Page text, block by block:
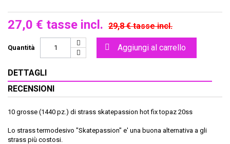
27,0 € tasse incl. 29,8 €tasse incl.
Quantità Aggiungi al carrello
DETTAGLI
RECENSIONI
10 grosse (1440 pz.) di strass skatepassion hot fix topaz 20ss
Lo strass termodesivo "Skatepassion" e' una buona alternativa a gli
strass più costosi.